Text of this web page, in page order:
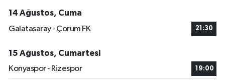
14 Ağustos, Cuma
Galatasaray - Çorum FK
21:30
15 Ağustos, Cumartesi
Konyaspor - Rizespor
19:00